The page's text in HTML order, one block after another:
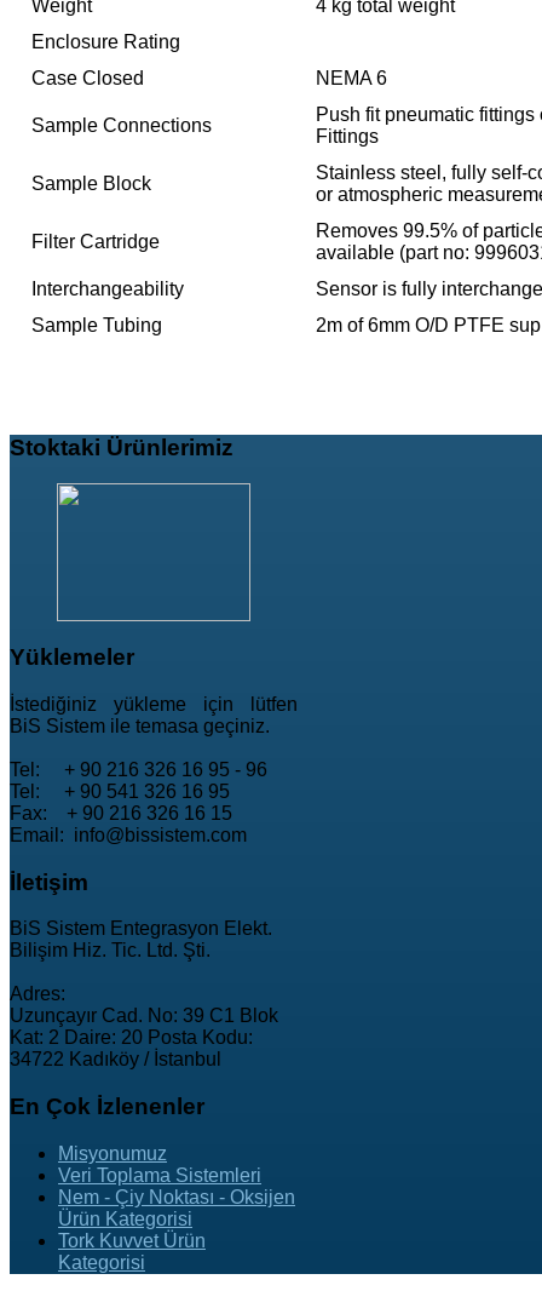
Weight
4 kg total weight
Enclosure Rating
Case Closed
NEMA 6
Sample Connections
Push fit pneumatic
Fittings
Sample Block
Stainless steel, fully self-
or atmospheric
Filter Cartridge
Removes 99.5% of
available (part no:
Interchangeability
Sensor is fully
Sample Tubing
2m of 6mm O/D PTFE
Stoktaki Ürünlerimiz
Yüklemeler
İstediğiniz yükleme için lütfen
BiS Sistem ile temasa geçiniz.
Tel: + 90 216 326 16 95 - 96
Tel: + 90 541 326 16 95
Fax: + 90 216 326 16 15
Email: info@bissistem.com
İletişim
BiS Sistem Entegrasyon Elekt.
Bilişim Hiz. Tic. Ltd. Şti.
Adres:
Uzunçayır Cad. No: 39 C1 Blok
Kat: 2 Daire: 20 Posta Kodu:
34722 Kadıköy / İstanbul
En Çok İzlenenler
Misyonumuz
Veri Toplama Sistemleri
Nem - Çiy Noktası - Oksijen
Ürün Kategorisi
Tork Kuvvet Ürün
Kategorisi